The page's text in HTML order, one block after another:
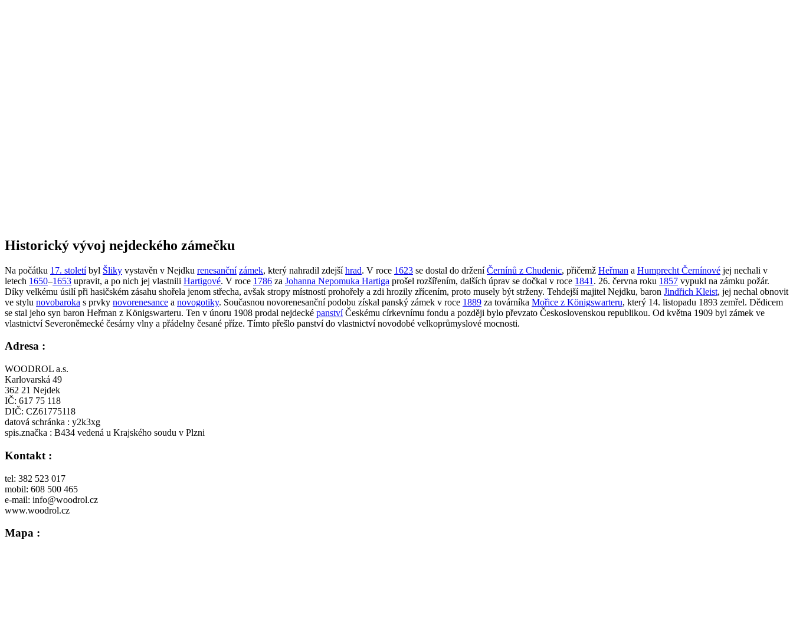
Historický vývoj nejdeckého zámečku
Na počátku 17. stoletíbyl Šliky vystavěn v Nejdku renesanční zámek, který nahradil zdejšíhrad. V roce 1623 se dostal do drženíČernínů z Chudenic, přičemž Heřman a Humprecht Černínové jej nechali v
letech 1650–1653 upravit, a po nich jej vlastnili Hartigové. V roce 1786 za Johanna Nepomuka Hartiga prošel rozšířením, dalších úprav se dočkal v roce 1841 . 26. června roku 1857 vypukl na zámku požár.
Díky velkému úsilí při hasičském zásahu shořela jenom střecha, avšak stropy místností prohořely a zdi hrozily zřícením, proto musely být strženy. Tehdejší majitel Nejdku, baron Jindřich Kleist, jej nechal obnovit
ve stylu novobaroka s prvky novorenesance a novogotiky. Současnou novorenesanční podobu získal panský zámek v roce 1889 za továrníka Mořice z Königswarteru, který 14. listopadu 1893 zemřel. Dědicem
se stal jeho syn baron Heřman z Königswarteru. Ten v únoru 1908 prodal nejdecké panstvíČeskému církevnímu fondu a později bylo převzato Československou republikou. Od května 1909 byl zámek ve
vlastnictví Severoněmecké česárny vlny a přádelny česané příze. Tímto přešlo panství do vlastnictví novodobé velkoprůmyslové mocnosti.
Adresa :
WOODROL a.s.
Karlovarská 49
362 21 Nejdek
IČ: 617 75 118
DIČ: CZ61775118
datová schránka : y2k3xg
spis.značka : B434 vedená u Krajského soudu v Plzni
Kontakt :
tel: 382 523 017
mobil: 608 500 465
e-mail: info@woodrol.cz
www.woodrol.cz
Mapa :